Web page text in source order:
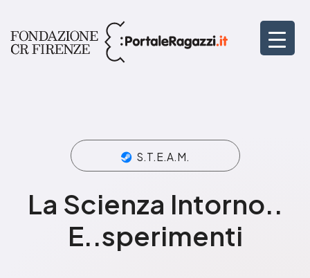
S.T.E.A.M.
La Scienza Intorno..
E..sperimenti